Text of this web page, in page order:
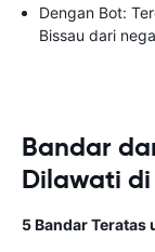
Dengan Bot:
Bissau dari
Bandar
Dilawati
5 Bandar